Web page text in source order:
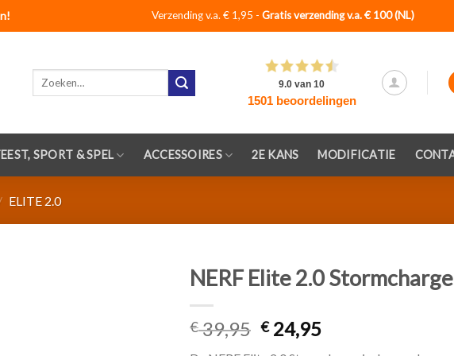
Verzending v.a. € 1,95 - Gratis verzending v.a. € 100 (NL)
Zoeken
SPORT & SPEL ACCESSOIRES 2E KANS MODIFICATIE
ELITE 2.0
NERF Elite 2.0 Stormcharge
€39,95 €24,95